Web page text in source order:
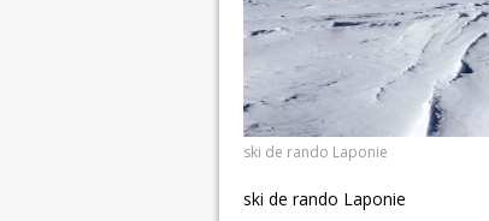
ski de rando Laponie
ski de rando Laponie